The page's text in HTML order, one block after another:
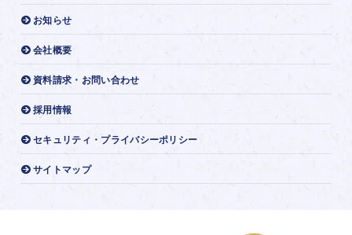
お知らせ
会社概要
資料請求・お問い合わせ
採用情報
セキュリティ・プライバシーポリシー
サイトマップ